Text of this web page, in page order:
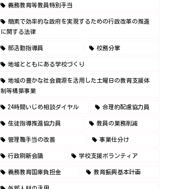
義務教育等教員特別手当
簡素で効率的な政府を実現するための行政改革の推進
に関する法律
部活動指導員 校務分掌
地域とともにある学校づくり
地域の豊かな社会資源を活用した土曜日の教育支援体
制等構築事業
24時間いじめ相談ダイヤル 合理的配慮協力員
生徒指導推進協力員 教員の業務削減
管理職手当の改善 事業仕分け
行政刷新会議 学校支援ボランティア
義務教育国庫負担金 教育振興基本計画
外部人材の活用